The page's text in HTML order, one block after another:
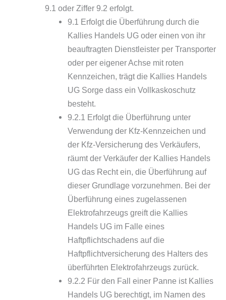
9.1 oder Ziffer 9.2 erfolgt.
9.1 Erfolgt die Überführung durch die
Kallies Handels UG oder einen von ihr
beauftragten Dienstleister per Transporter
oder per eigener Achse mit roten
Kennzeichen, trägt die Kallies Handels
UG Sorge dass ein Vollkaskoschutz
besteht.
9.2.1 Erfolgt die Überführung unter
Verwendung der Kfz-Kennzeichen und
der Kfz-Versicherung des Verkäufers,
räumt der Verkäufer der Kallies Handels
UG das Recht ein, die Überführung auf
dieser Grundlage vorzunehmen. Bei der
Überführung eines zugelassenen
Elektrofahrzeugs greift die Kallies
Handels UG im Falle eines
Haftpflichtschadens auf die
Haftpflichtversicherung des Halters des
überführten Elektrofahrzeugs zurück.
9.2.2 Für den Fall einer Panne ist Kallies
Handels UG berechtigt, im Namen des